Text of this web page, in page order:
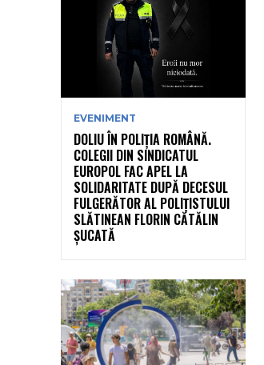
EVENIMENT
DOLIU ÎN POLIȚIA ROMÂNĂ.
COLEGII DIN SINDICATUL
EUROPOL FAC APEL LA
SOLIDARITATE DUPĂ DECESUL
FULGERĂTOR AL POLIȚISTULUI
SLĂTINEAN FLORIN CĂTĂLIN
ȘUCATĂ